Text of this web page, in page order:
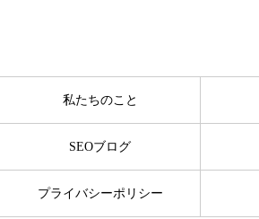
私たちのこと
SEOブログ
プライバシーポリシー